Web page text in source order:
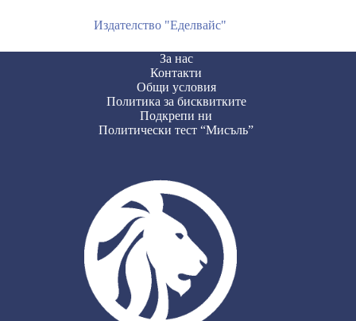
Издателство "Еделвайс"
За нас
Контакти
Общи условия
Политика за бисквитките
Подкрепи ни
Политически тест “Мисъль”